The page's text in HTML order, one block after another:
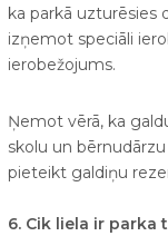
ka parkā uzturēsies
izņemot speciāli
ierobežojums.
Ņemot vērā, ka
skolu un
pieteikt galdiņu
6. Cik liela ir parka